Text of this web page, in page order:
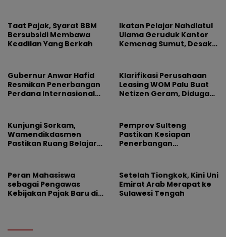
Taat Pajak, Syarat BBM
Bersubsidi Membawa
Keadilan Yang Berkah
Ikatan Pelajar Nahdlatul
Ulama Geruduk Kantor
Kemenag Sumut, Desak
Jual Beli Jabatan
Gubernur Anwar Hafid
Resmikan Penerbangan
Perdana Internasional
Klarifikasi Perusahaan
Leasing WOM Palu Buat
Netizen Geram, Diduga
Kunjungi Sorkam,
Wamendikdasmen
Pastikan Ruang Belajar
Pemprov Sulteng
Pastikan Kesiapan
Penerbangan
Peran Mahasiswa
sebagai Pengawas
Kebijakan Pajak Baru di
Setelah Tiongkok, Kini Uni
Emirat Arab Merapat ke
Sulawesi Tengah